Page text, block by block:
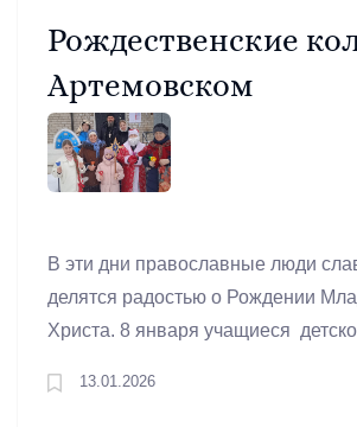
Рождественские
Артемовском
В эти дни православные люди
делятся радостью о Рождении
Христа. 8 января учащиеся
вместе с настоятелем прихода в
13.01.2026